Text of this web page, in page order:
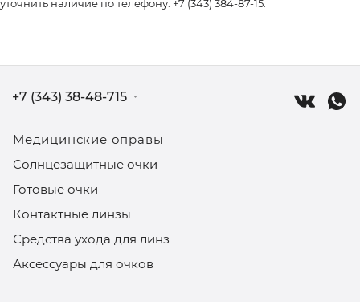
уточнить наличие по телефону: +7 (343) 384-87-15.
Медицинские оправы
Солнцезащитные очки
Готовые очки
Контактные линзы
Средства ухода для линз
Аксессуары для очков
+7 (343) 38-48-715